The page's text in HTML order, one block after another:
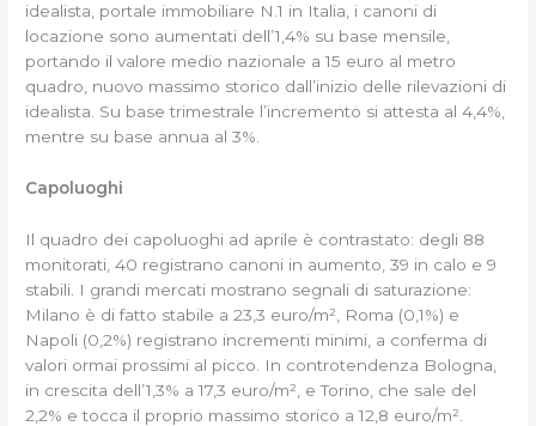
idealista, portale immobiliare N.1 in Italia, i canoni di
locazione sono aumentati dell’1,4% su base mensile,
portando il valore medio nazionale a 15 euro al metro
quadro, nuovo massimo storico dall’inizio delle rilevazioni di
idealista. Su base trimestrale l’incremento si attesta al 4,4%,
mentre su base annua al 3%.
Capoluoghi
Il quadro dei capoluoghi ad aprile è contrastato: degli 88
monitorati, 40 registrano canoni in aumento, 39 in calo e 9
stabili. I grandi mercati mostrano segnali di saturazione:
Milano è di fatto stabile a 23,3 euro/m², Roma (0,1%) e
Napoli (0,2%) registrano incrementi minimi, a conferma di
valori ormai prossimi al picco. In controtendenza Bologna,
in crescita dell’1,3% a 17,3 euro/m², e Torino, che sale del
2,2% e tocca il proprio massimo storico a 12,8 euro/m².